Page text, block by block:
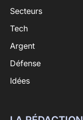
Secteurs
Tech
Argent
Défense
Idées